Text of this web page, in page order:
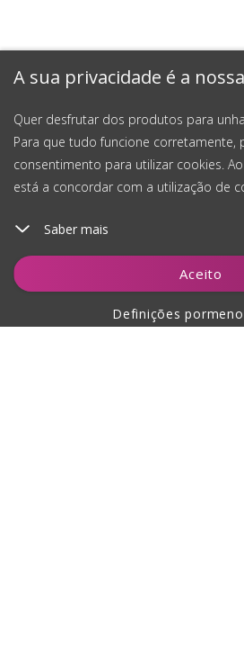
A sua privacidade é a
Quer desfrutar dos produtos para
Para que tudo funcione corretamente,
consentimento para utilizar cookies.
está a concordar com a utilização de
Saber mais
Aceito
Definições
Adicionar ao